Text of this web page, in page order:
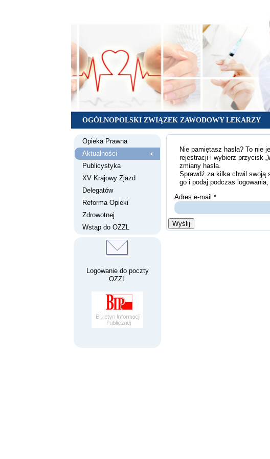
OGÓLNOPOLSKI ZWIĄZEK ZAWODOWY LEKARZY
Opieka Prawna
Aktualności
Publicystyka
XV Krajowy Zjazd
Delegatów
Reforma Opieki
Zdrowotnej
Wstąp do OZZL
Logowanie do poczty
OZZL
Nie pamiętasz hasła? To nie
rejestracji i wybierz przycisk
zmiany hasła.
Sprawdź za kilka chwil swoją
go i podaj podczas
Adres e-mail *
Wyślij